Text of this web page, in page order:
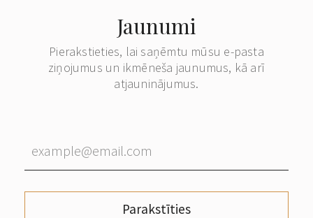
Jaunumi
Pierakstieties, lai saņēmtu mūsu e-pasta
ziņojumus un ikmēneša jaunumus, kā arī
atjauninājumus.
Parakstīties